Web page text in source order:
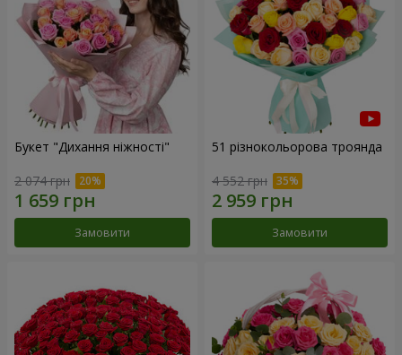
Букет "Дихання ніжності"
2 074 грн
Замовити
51 різнокольорова троянда
4 552 грн
Замовити